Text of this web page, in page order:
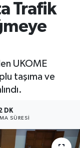
Trafik
UKOME
taşıma ve
DK
SÜRESI